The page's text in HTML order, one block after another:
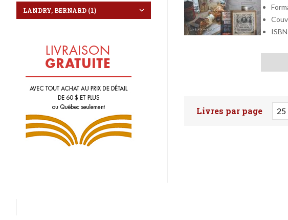
Faites votre
Livres par page